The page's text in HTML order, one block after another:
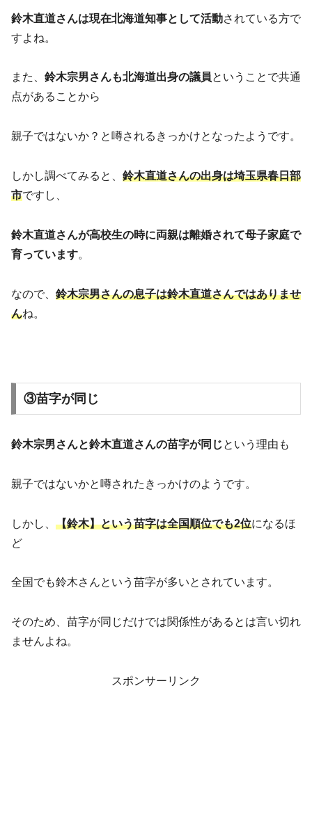
鈴木直道さんは現在北海道知事として活動されている方で
すよね。
また、 鈴木宗男さんも北海道出身の議員ということで共通
点があることから
親子ではないか？と噂されるきっかけとなったようです。
しかし調べてみると、 鈴木直道さんの出身は埼玉県春日部
市ですし、
鈴木直道さんが高校生の時に両親は離婚されて母子家庭で
育っています。
なので、 鈴木宗男さんの息子は鈴木直道さんではありませ
んね。
③苗字が同じ
鈴木宗男さんと鈴木直道さんの苗字が同じという理由も
親子ではないかと噂されたきっかけのようです。
しかし、 【鈴木】という苗字は全国順位でも2位になるほ
ど
全国でも鈴木さんという苗字が多いとされています。
そのため、苗字が同じだけでは関係性があるとは言い切れ
ませんよね。
スポンサーリンク